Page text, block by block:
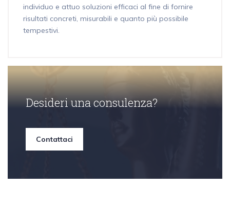
individuo e attuo soluzioni efficaci al fine di fornire
risultati concreti, misurabili e quanto più possibile
tempestivi.
Desideri una consulenza?
Contattaci